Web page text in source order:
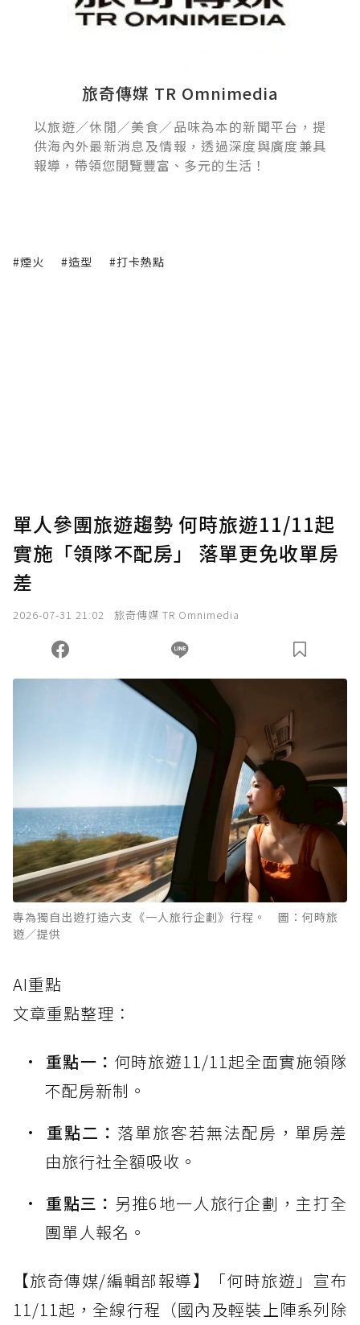
旅奇傳媒 TR Omnimedia
以旅遊／休閒／美食／品味為本的新聞平台，提
供海內外最新消息及情報，透過深度與廣度兼具
報導，帶領您閱覽豐富、多元的生活！
#煙火 #造型 #打卡熱點
單人參團旅遊趨勢 何時旅遊11/11起
實施「領隊不配房」 落單更免收單房
差
2026-07-31 21:02 旅奇傳媒 TR Omnimedia
專為獨自出遊打造六支《一人旅行企劃》行程。 圖：何時旅
遊／提供
AI重點
文章重點整理：
重點一： 何時旅遊11/11起全面實施領隊
不配房新制。
重點二： 落單旅客若無法配房，單房差
由旅行社全額吸收。
重點三： 另推6地一人旅行企劃，主打全
團單人報名。
【旅奇傳媒/編輯部報導】「何時旅遊」宣布
11/11起，全線行程（國內及輕裝上陣系列除